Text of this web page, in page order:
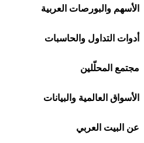
افاتريد AvaTrade
اكسنس Exness
منصة بينانس
شركات تداول في السعودية
شركات تداول في الإمارات
شركات تداول في الكويت
شركات تداول في قطر
الأسهم والبورصات العربية
🌍 كل البورصات العربية
🇸🇦 السوق السعودية
🇦🇪 أسواق الإمارات
🇪🇬 البورصة المصرية
أدوات التداول والحاسبات
🕌 حاسبة الزكاة
💱 محول العملات
🧮 حاسبة حجم اللوت
مجتمع المحلّلين
🧱 حائط المجتمع
🏆 لوحة المحلّلين
الأسواق العالمية والبيانات
🌐 المؤشرات العالمية
عن البيت العربي